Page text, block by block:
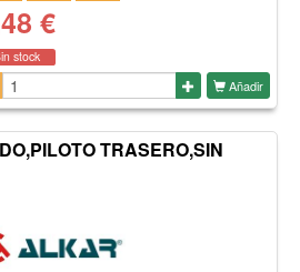
€
stock
Añadir
TRASERO,SIN